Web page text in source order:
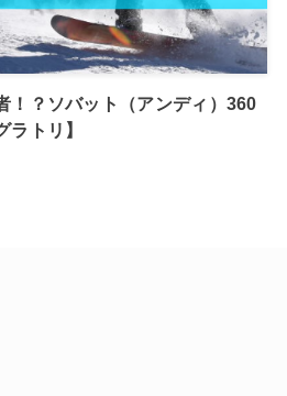
！？ソバット（アンディ）360
ラトリ】